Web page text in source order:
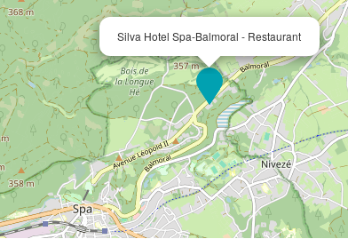
Silva Hotel Spa-Balmoral - Restaurant